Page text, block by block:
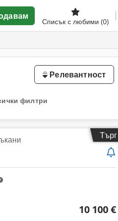
Списък с любими (0)
Релевантност
филтри
Търг
10 100 €